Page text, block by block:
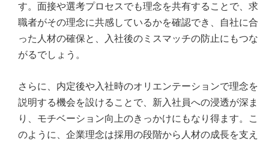
す。面接や選考プロセスでも理念を共有することで、求
職者がその理念に共感しているかを確認でき、自社に合
った人材の確保と、入社後のミスマッチの防止にもつな
がるでしょう。
さらに、内定後や入社時のオリエンテーションで理念を
説明する機会を設けることで、新入社員への浸透が深ま
り、モチベーション向上のきっかけにもなり得ます。こ
のように、企業理念は採用の段階から人材の成長を支え